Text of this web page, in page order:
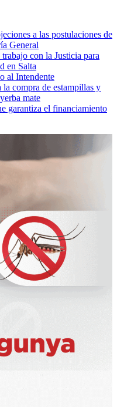
a las postulaciones de
General
con la Justicia para
en Salta
al Intendente
compra de estampillas y
mate
garantiza el financiamiento